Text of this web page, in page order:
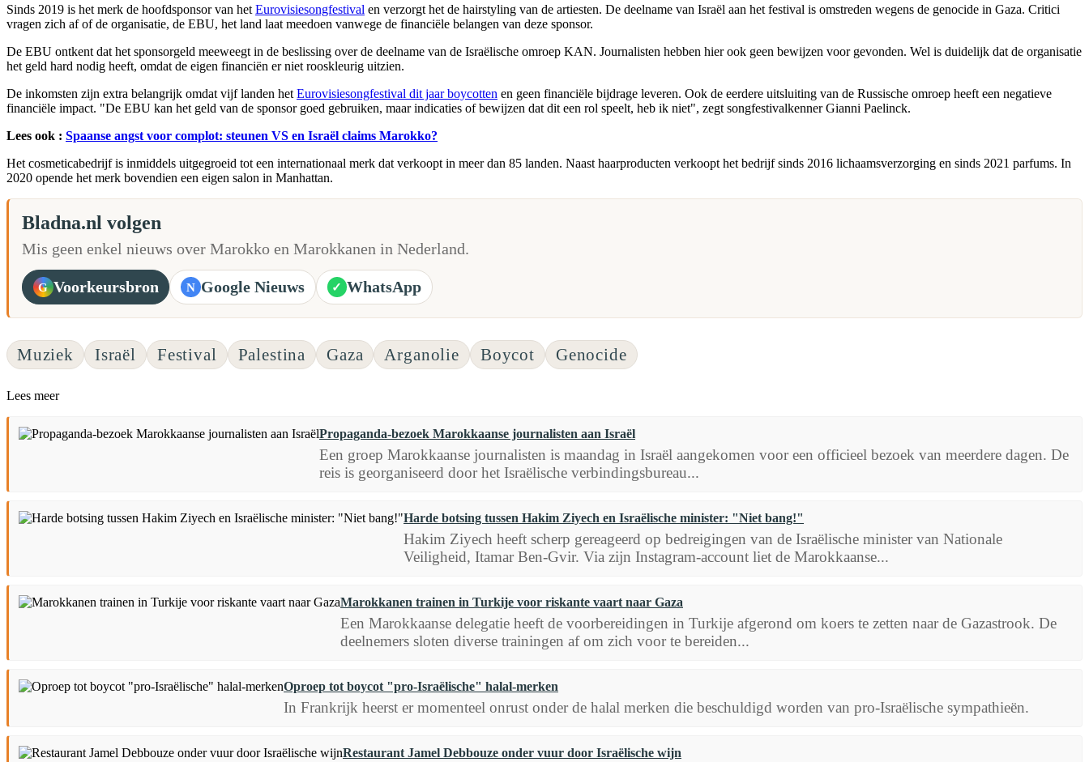
Sinds 2019 is het merk de hoofdsponsor van het Eurovisiesongfestival en verzorgt het de hairstyling van de artiesten. De deelname van Israël aan het festival is omstreden wegens de genocide in Gaza. Critici
vragen zich af of de organisatie, de EBU, het land laat meedoen vanwege de financiële belangen van deze sponsor.
De EBU ontkent dat het sponsorgeld meeweegt in de beslissing over de deelname van de Israëlische omroep KAN. Journalisten hebben hier ook geen bewijzen voor gevonden. Wel is duidelijk dat de organisatie
het geld hard nodig heeft, omdat de eigen financiën er niet rooskleurig uitzien.
De inkomsten zijn extra belangrijk omdat vijf landen het Eurovisiesongfestival dit jaar boycotten en geen financiële bijdrage leveren. Ook de eerdere uitsluiting van de Russische omroep heeft een negatieve
financiële impact. "De EBU kan het geld van de sponsor goed gebruiken, maar indicaties of bewijzen dat dit een rol speelt, heb ik niet", zegt songfestivalkenner Gianni Paelinck.
Lees ook : Spaanse angst voor complot: steunen VS en Israël claims Marokko?
Het cosmeticabedrijf is inmiddels uitgegroeid tot een internationaal merk dat verkoopt in meer dan 85 landen. Naast haarproducten verkoopt het bedrijf sinds 2016 lichaamsverzorging en sinds 2021 parfums. In
2020 opende het merk bovendien een eigen salon in Manhattan.
Bladna.nl volgen
Mis geen enkel nieuws over Marokko en Marokkanen in Nederland.
G Voorkeursbron N Google Nieuws ✓ WhatsApp
Muziek Israël Festival Palestina Gaza Arganolie Boycot Genocide
Lees meer
Propaganda-bezoek Marokkaanse journalisten aan Israël
Een groep Marokkaanse journalisten is maandag in Israël aangekomen voor een officieel bezoek van meerdere dagen. De
reis is georganiseerd door het Israëlische verbindingsbureau...
Harde botsing tussen Hakim Ziyech en Israëlische minister: "Niet bang!"
Hakim Ziyech heeft scherp gereageerd op bedreigingen van de Israëlische minister van Nationale
Veiligheid, Itamar Ben-Gvir. Via zijn Instagram-account liet de Marokkaanse...
Marokkanen trainen in Turkije voor riskante vaart naar Gaza
Een Marokkaanse delegatie heeft de voorbereidingen in Turkije afgerond om koers te zetten naar de Gazastrook. De
deelnemers sloten diverse trainingen af om zich voor te bereiden...
Oproep tot boycot "pro-Israëlische" halal-merken
In Frankrijk heerst er momenteel onrust onder de halal merken die beschuldigd worden van pro-Israëlische sympathieën.
Restaurant Jamel Debbouze onder vuur door Israëlische wijn